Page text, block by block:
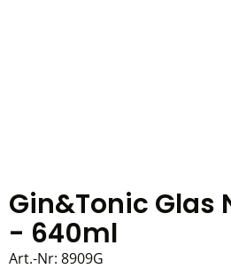
Gin&Tonic Glas
- 640ml
Art.-Nr: 8909G